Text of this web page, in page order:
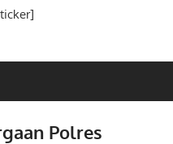
Polres